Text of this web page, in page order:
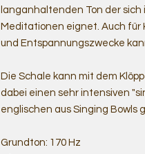
langanhaltenden Ton der
Meditationen eignet. Auch für
und Entspannungszwecke
Die Schale kann mit dem
dabei einen sehr intensiven
englischen aus Singing Bowls
Grundton: 170 Hz